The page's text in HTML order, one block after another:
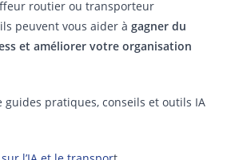
routier ou transporteur
peuvent vous aider àgagner du
et améliorer votre organisation
guides pratiques, conseils et outils IA